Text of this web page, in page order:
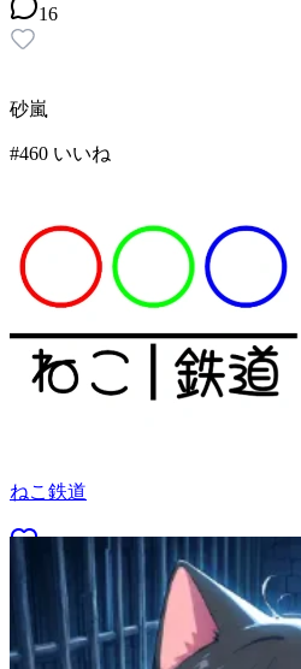
16
砂嵐
#460 いいね
ねこ鉄道